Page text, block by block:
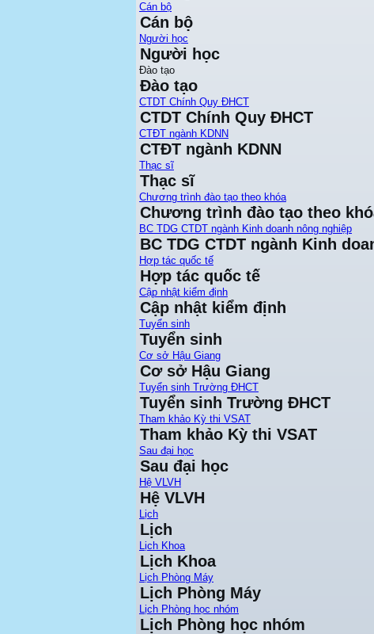
Cán bộ
Cán bộ
Người học
Người học
Đào tạo
Đào tạo
CTDT Chính Quy ĐHCT
CTDT Chính Quy ĐHCT
CTĐT ngành KDNN
CTĐT ngành KDNN
Thạc sĩ
Thạc sĩ
Chương trình đào tạo theo khóa
Chương trình đào tạo theo
BC TDG CTDT ngành Kinh doanh nông nghiệp
BC TDG CTDT ngành Kinh
Hợp tác quốc tế
Hợp tác quốc tế
Cập nhật kiểm định
Cập nhật kiểm định
Tuyển sinh
Tuyển sinh
Cơ sở Hậu Giang
Cơ sở Hậu Giang
Tuyển sinh Trường ĐHCT
Tuyển sinh Trường ĐHCT
Tham khảo Kỳ thi VSAT
Tham khảo Kỳ thi VSAT
Sau đại học
Sau đại học
Hệ VLVH
Hệ VLVH
Lịch
Lịch
Lịch Khoa
Lịch Khoa
Lịch Phòng Máy
Lịch Phòng Máy
Lịch Phòng học nhóm
Lịch Phòng học nhóm